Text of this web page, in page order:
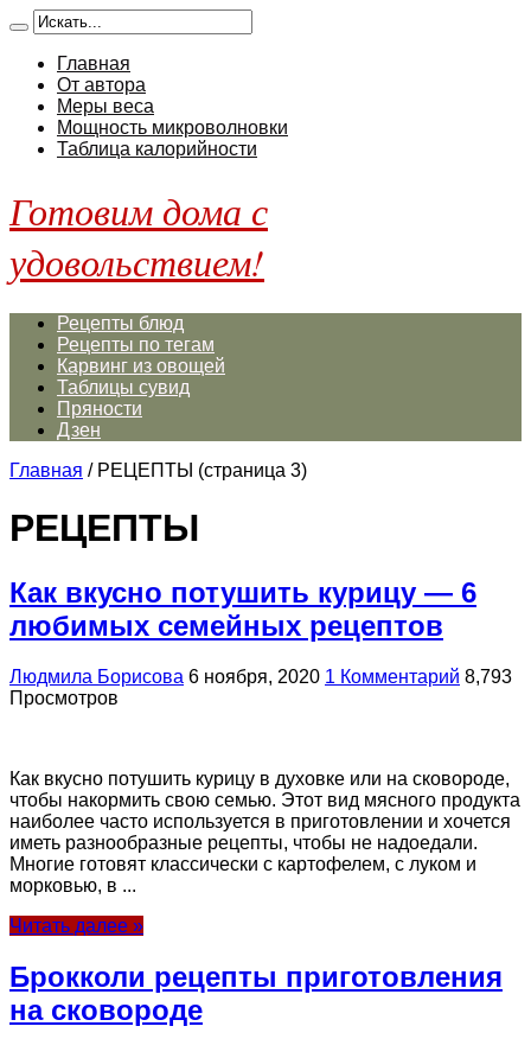
Главная
От автора
Меры веса
Мощность микроволновки
Таблица калорийности
Готовим дома с
удовольствием!
Рецепты блюд
Рецепты по тегам
Карвинг из овощей
Таблицы сувид
Пряности
Дзен
Главная / РЕЦЕПТЫ (страница 3)
РЕЦЕПТЫ
Как вкусно потушить курицу — 6
любимых семейных рецептов
Людмила Борисова 6 ноября, 2020 1 Комментарий 8,793
Просмотров
Как вкусно потушить курицу в духовке или на сковороде,
чтобы накормить свою семью. Этот вид мясного продукта
наиболее часто используется в приготовлении и хочется
иметь разнообразные рецепты, чтобы не надоедали.
Многие готовят классически с картофелем, с луком и
морковью, в ...
Читать далее »
Брокколи рецепты приготовления
на сковороде